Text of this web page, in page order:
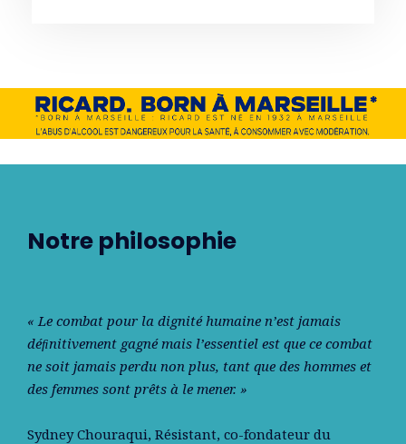
Notre philosophie
« Le combat pour la dignité humaine n’est jamais
déﬁnitivement gagné mais l’essentiel est que ce combat
ne soit jamais perdu non plus, tant que des hommes et
des femmes sont prêts à le mener. »
Sydney Chouraqui, Résistant, co-fondateur du